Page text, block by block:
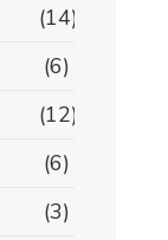
(14)
(6)
(12)
(6)
(3)